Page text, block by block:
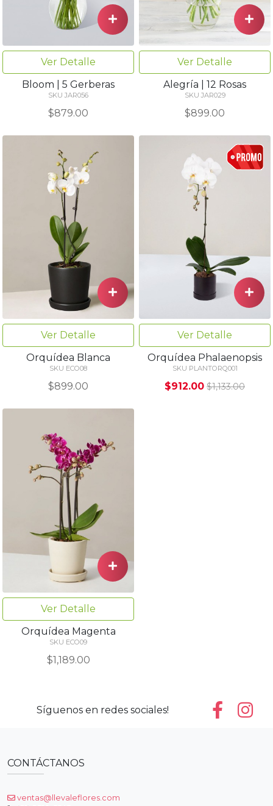
Ver Detalle
Bloom | 5 Gerberas
SKU JAR056
$879.00
Ver Detalle
Alegría | 12 Rosas
SKU JAR029
$899.00
Ver Detalle
Orquídea Blanca
SKU ECO08
$899.00
Ver Detalle
Orquídea Phalaenopsis
SKU PLANTORQ001
$912.00 $1,133.00
Ver Detalle
Orquídea Magenta
SKU ECO09
$1,189.00
Síguenos en redes sociales!
CONTÁCTANOS
ventas@llevaleflores.com